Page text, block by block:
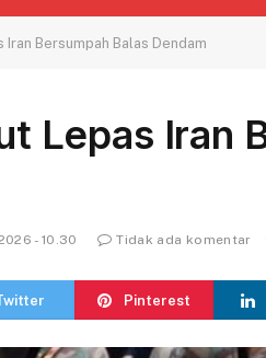
Bersumpah Balas Dendam
Lepas Iran
- 10.30 Tidak ada komentar
Pinterest